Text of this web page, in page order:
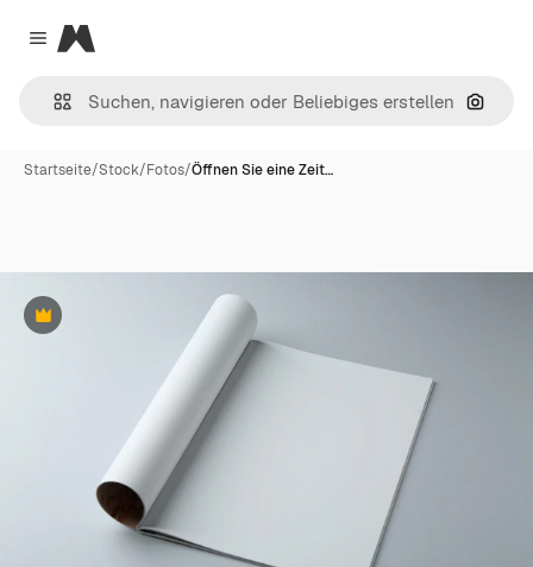
Close menu
Magnific
Nach
Startseite/Stock/Fotos/Öffnen Sie eine Zeit…
Premium